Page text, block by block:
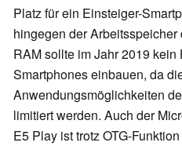
Platz für ein Einsteiger-
hingegen der
RAM sollte im Jahr 2019
Smartphones einbauen, da
Anwendungsmöglichkeiten
limitiert werden. Auch der
E5 Play ist trotz OTG-